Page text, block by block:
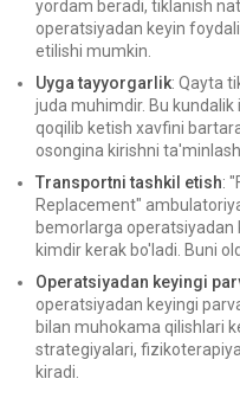
yordam beradi, tiklanish
operatsiyadan keyin
etilishi mumkin.
Uyga tayyorgarlik: Qayta
juda muhimdir. Bu
qoqilib ketish xavfini
osongina kirishni
Transportni tashkil etish:
Replacement"
bemorlarga operatsiyadan
kimdir kerak bo'ladi. Buni
Operatsiyadan keyingi
operatsiyadan keyingi
bilan muhokama qilishlari
strategiyalari,
kiradi.